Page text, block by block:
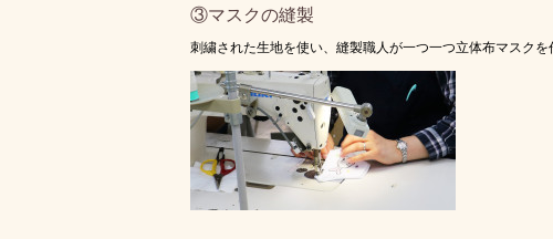
③マスクの縫製
刺繍された生地を使い、縫製職人が一つ一つ立体布マスク